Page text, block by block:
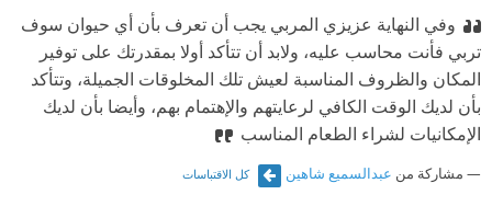
وفي النهاية عزيزي المربي يجب أن تعرف بأن أي حيوان سوف
تربي فأنت محاسب عليه، ولابد أن تتأكد أولا بمقدرتك على توفير
المكان والظروف المناسبة لعيش تلك المخلوقات الجميلة، وتتأكد
بأن لديك الوقت الكافي لرعايتهم والإهتمام بهم، وأيضا بأن لديك
الإمكانيات لشراء الطعام المناسب
مشاركة من عبدالسميع شاهين كل الاقتباسات